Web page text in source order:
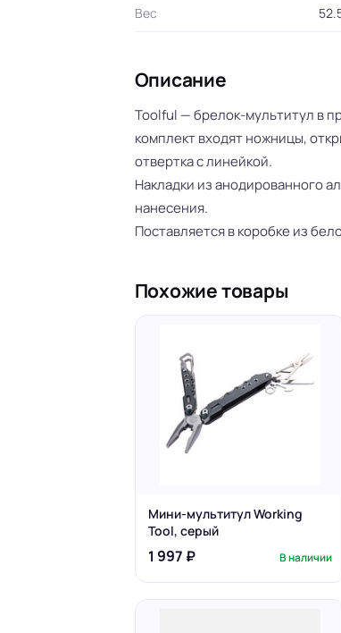
Вес
Описание
Toolful — брелок-мультитул в
комплект входят ножницы,
отвертка с линейкой.
Накладки из анодированного
нанесения.
Поставляется в коробке из
Похожие товары
Мини-мультитул Working
Tool, серый
1 997 ₽ В наличии